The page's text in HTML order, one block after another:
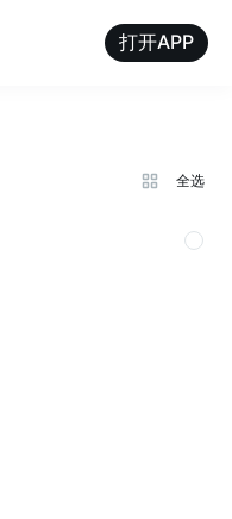
打开APP
全选